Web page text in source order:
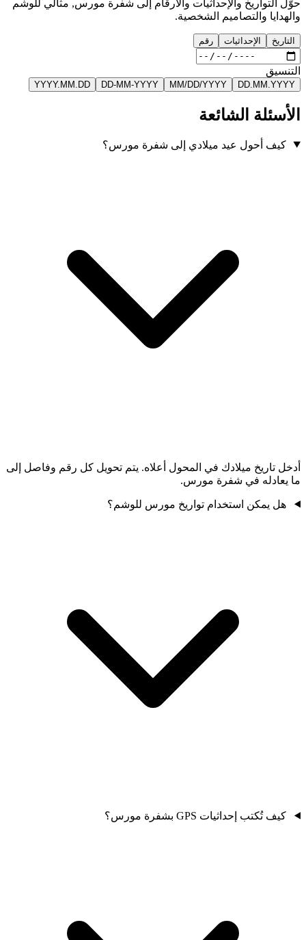
حوّل التواريخ والإحداثيات والأرقام إلى شفرة مورس, مثالي للوشم
والهدايا والتصاميم الشخصية.
التاريخ الإحداثيات رقم
التنسيق
DD.MM.YYYY
MM/DD/YYYY
DD-MM-YYYY
YYYY.MM.DD
الأسئلة الشائعة
كيف أحول عيد ميلادي إلى شفرة مورس؟
أدخل تاريخ ميلادك في المحول أعلاه. يتم تحويل كل رقم وفاصل إلى
ما يعادله في شفرة مورس.
هل يمكن استخدام تواريخ مورس للوشم؟
كيف تُكتب إحداثيات GPS بشفرة مورس؟